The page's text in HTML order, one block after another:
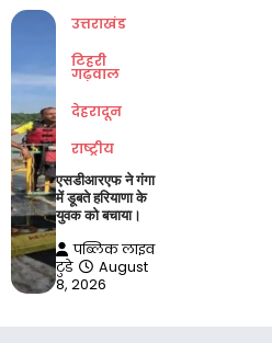
उत्तराखंड
टिहरी
गढ़वाल
देहरादून
राष्ट्रीय
एसडीआरएफ ने गंगा
में डूबते हरियाणा के
युवक को बचाया।
पब्लिक लाइव
टुडे
August
8, 2026